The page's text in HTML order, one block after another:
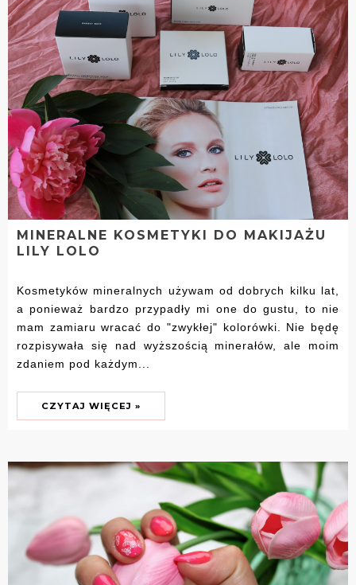
MINERALNE KOSMETYKI DO MAKIJAŻU
LILY LOLO
Kosmetyków mineralnych używam od dobrych kilku lat,
a ponieważ bardzo przypadły mi one do gustu, to nie
mam zamiaru wracać do "zwykłej" kolorówki. Nie będę
rozpisywała się nad wyższością minerałów, ale moim
zdaniem pod każdym...
CZYTAJ WIĘCEJ »